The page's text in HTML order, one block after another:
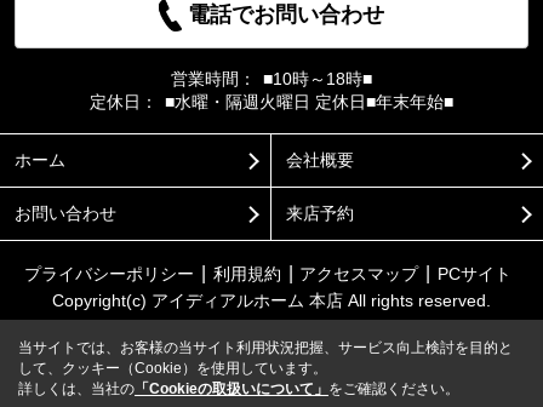
電話でお問い合わせ
営業時間：
■10時～18時■
定休日：
■水曜・隔週火曜日 定休日■年末年始■
ホーム 会社概要
お問い合わせ 来店予約
プライバシーポリシー 利用規約 アクセスマップ
PCサイト
Copyright(c) アイディアルホーム 本店 All rights reserved.
当サイトでは、お客様の当サイト利用状況把握、サービス向上検討を目的と
して、クッキー（Cookie）を使用しています。
詳しくは、当社の 「Cookieの取扱いについて」 をご確認ください。